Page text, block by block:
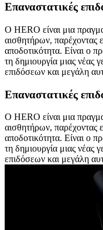
Επαναστατικές
Ο HERO είναι μια
αισθητήρων, παρέχοντας
αποδοτικότητα. Είναι ο
τη δημιουργία μιας νέας
επιδόσεων και μεγάλη
Επαναστατικές
Ο HERO είναι μια
αισθητήρων, παρέχοντας
αποδοτικότητα. Είναι ο
τη δημιουργία μιας νέας
επιδόσεων και μεγάλη